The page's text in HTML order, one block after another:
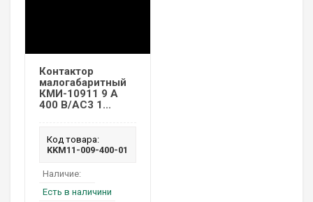
Контактор
малогабаритный
КМИ-10911 9 А
400 В/AC3 1...
Код товара:
KKM11-009-400-01
Наличие:
Есть в наличини